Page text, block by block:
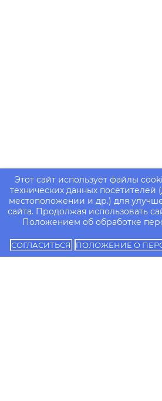
Этот сайт использует файлы
технических данных посетителей
местоположении и др.) для
сайта. Продолжая использовать
Положением об обработке
СОГЛАСИТЬСЯ ПОЛОЖЕНИЕ О